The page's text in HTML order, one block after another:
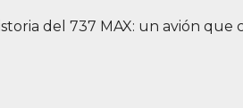
del 737 MAX: un avión